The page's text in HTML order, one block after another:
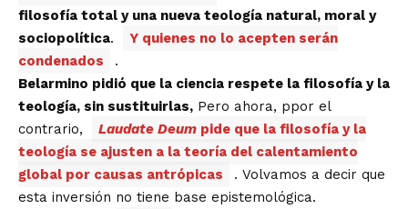
filosofía total y una nueva teología natural, moral y
sociopolítica.
Y quienes no lo acepten serán
condenados
.
Belarmino pidió que la ciencia respete la filosofía y la
teología, sin sustituirlas, Pero ahora, ppor el
contrario,
Laudate Deum pide que la filosofía y la
teología se ajusten a la teoría del calentamiento
global por causas antrópicas
. Volvamos a decir que
esta inversión no tiene base epistemológica.